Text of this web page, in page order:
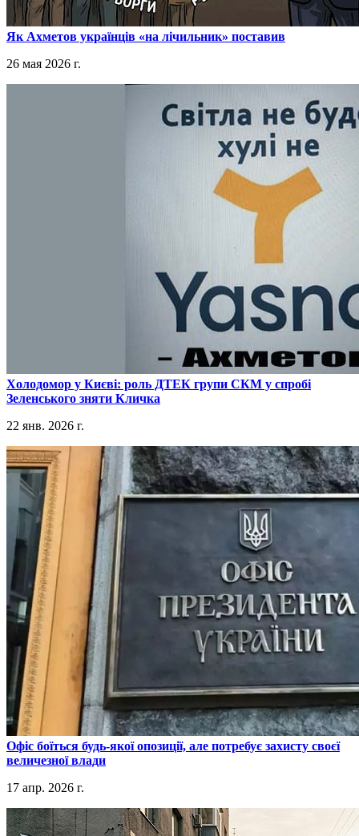
​Як Ахметов українців «на лічильник» поставив
26 мая 2026 г.
​Холодомор у Києві: роль ДТЕК групи СКМ у спробі
Зеленського зняти Кличка
22 янв. 2026 г.
​Офіс боїться будь-якої опозиції, але потребує захисту своєї
величезної влади
17 апр. 2026 г.